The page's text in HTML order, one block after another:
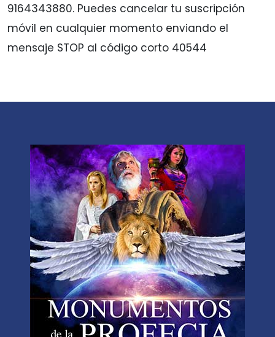
9164343880. Puedes cancelar tu suscripción
móvil en cualquier momento enviando el
mensaje STOP al código corto 40544